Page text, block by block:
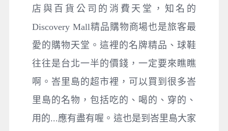
店與百貨公司的消費天堂，知名的
Discovery Mall精品購物商場也是旅客最
愛的購物天堂。這裡的名牌精品、球鞋
往往是台北一半的價錢，一定要來瞧瞧
啊。峇里島的超市裡，可以買到很多峇
里島的名物，包括吃的、喝的、穿的、
用的...應有盡有喔。這也是到峇里島大家